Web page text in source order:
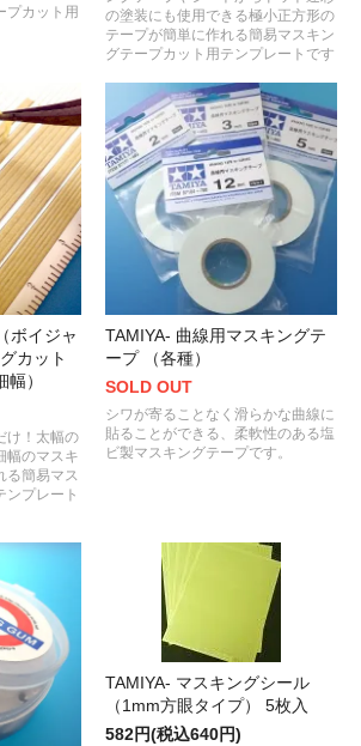
プカット用
の塗装にも使用できる極小正方形の
テープが簡単に作れる簡易マスキン
グテープカット用テンプレートです
ボイジャ
カット
）
け！太幅の
幅のマスキ
る簡易マス
ンプレート
TAMIYA- 曲線用マスキングテ
ープ （各種）
SOLD OUT
シワが寄ることなく滑らかな曲線に
貼ることができる、柔軟性のある塩
ビ製マスキングテープです。
TAMIYA- マスキングシール
（1mm方眼タイプ） 5枚入
582円(税込640円)